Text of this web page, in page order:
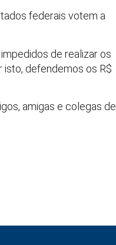
federais votem a
de realizar os
isto, defendemos os R$
amigas e colegas de